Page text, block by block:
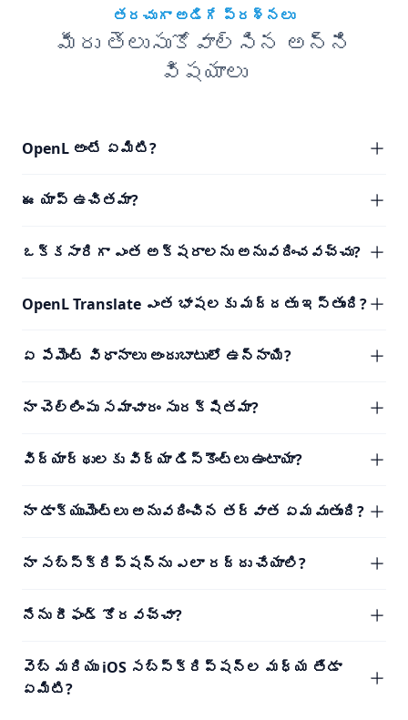
తరచుగా అడిగే ప్రశ్నలు
మీరు తెలుసుకోవాల్సిన అన్ని
విషయాలు
OpenL అంటే ఏమిటి?
ఈ యాప్ ఉచితమా?
ఒక్కసారిగా ఎంత అక్షరాలను అనువదించవచ్చు?
OpenL Translate ఎంత భాషలకు మద్దతు ఇస్తుంది?
ఏ పేమెంట్ విధానాలు అందుబాటులో ఉన్నాయి?
నా చెల్లింపు సమాచారం సురక్షితమా?
విద్యార్థులకు విద్యా డిస్కౌంట్లు ఉంటాయా?
నా డాక్యుమెంట్లు అనువదించిన తర్వాత ఏమవుతుంది?
నా సబ్‌స్క్రిప్షన్‌ను ఎలా రద్దు చేయాలి?
నేను రీఫండ్ కోరవచ్చా?
వెబ్ మరియు iOS సబ్‌స్క్రిప్షన్‌ల మధ్య తేడా
ఏమిటి?